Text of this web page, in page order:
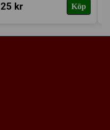
25 kr Köp